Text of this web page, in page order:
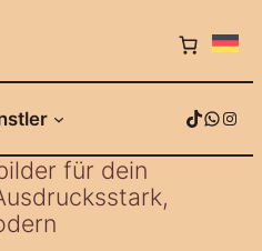
TikTok WhatsApp Instagram
für dein